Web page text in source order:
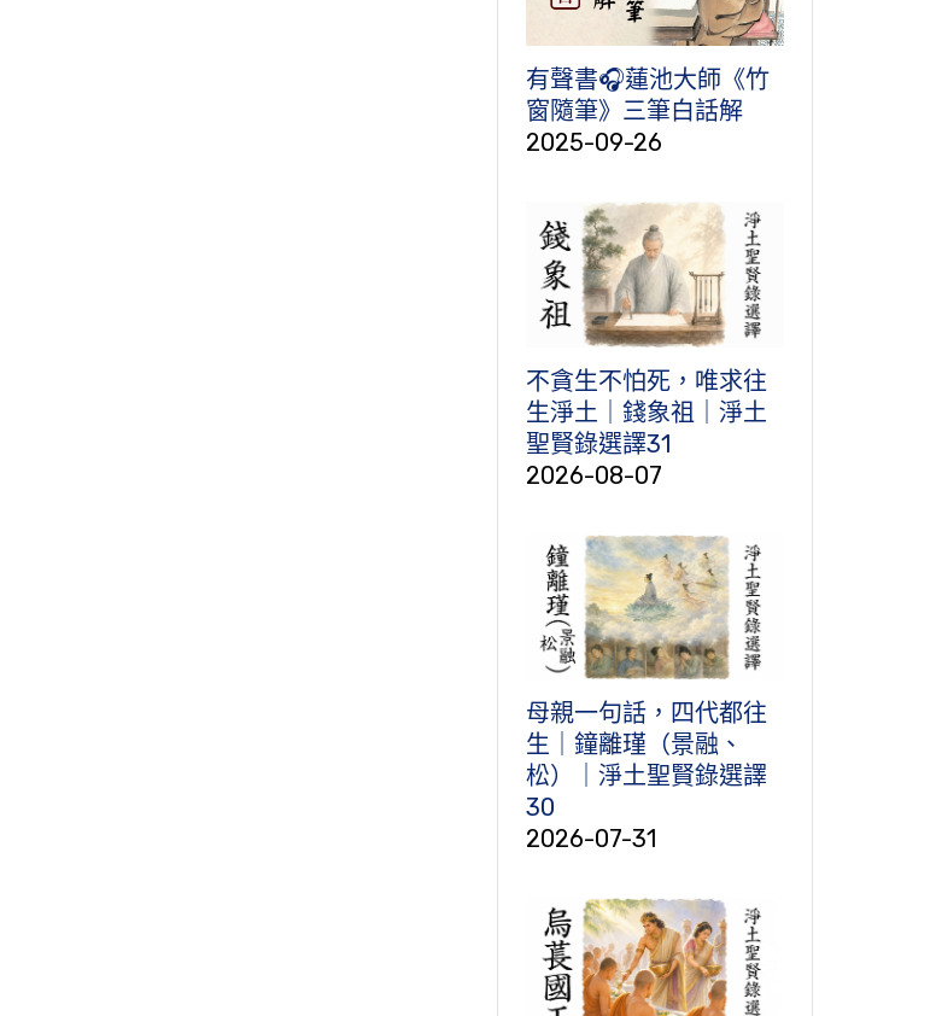
有聲書🎧蓮池大師《竹
窗隨筆》三筆白話解
2025-09-26
不貪生不怕死，唯求往
生淨土｜錢象祖｜淨土
聖賢錄選譯31
2026-08-07
母親一句話，四代都往
生｜鐘離瑾（景融、
松）｜淨土聖賢錄選譯
30
2026-07-31